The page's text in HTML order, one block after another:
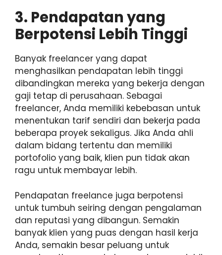
3. Pendapatan yang
Berpotensi Lebih Tinggi
Banyak freelancer yang dapat
menghasilkan pendapatan lebih tinggi
dibandingkan mereka yang bekerja dengan
gaji tetap di perusahaan. Sebagai
freelancer, Anda memiliki kebebasan untuk
menentukan tarif sendiri dan bekerja pada
beberapa proyek sekaligus. Jika Anda ahli
dalam bidang tertentu dan memiliki
portofolio yang baik, klien pun tidak akan
ragu untuk membayar lebih.
Pendapatan freelance juga berpotensi
untuk tumbuh seiring dengan pengalaman
dan reputasi yang dibangun. Semakin
banyak klien yang puas dengan hasil kerja
Anda, semakin besar peluang untuk